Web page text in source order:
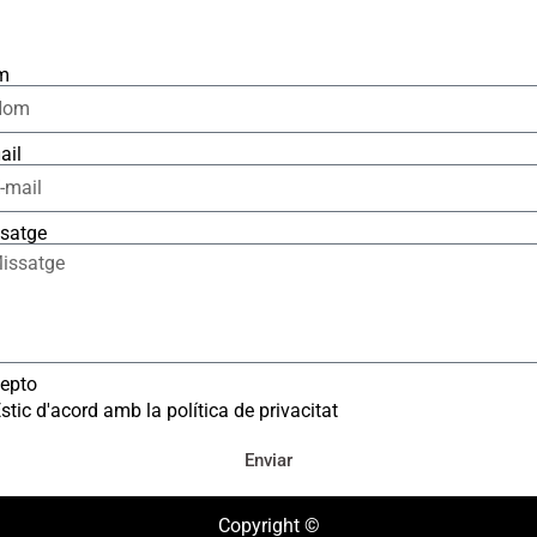
d'acord amb la política de privacitat
Enviar
Copyright ©